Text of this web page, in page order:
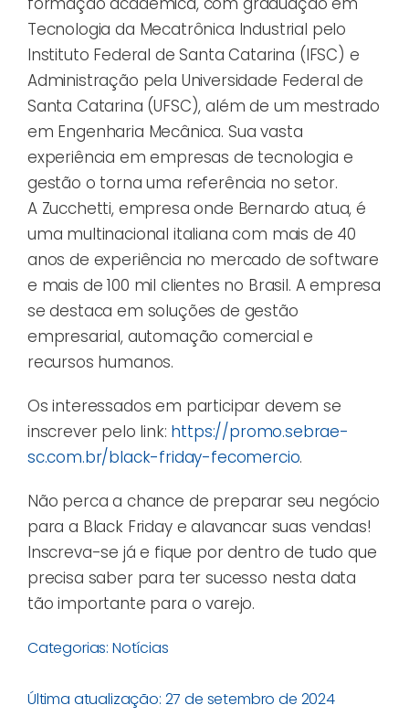
Tecnologia da Mecatrônica Industrial pelo
Instituto Federal de Santa Catarina (IFSC) e
Administração pela Universidade Federal de
Santa Catarina (UFSC), além de um mestrado
em Engenharia Mecânica. Sua vasta
experiência em empresas de tecnologia e
gestão o torna uma referência no setor.
A Zucchetti, empresa onde Bernardo atua, é
uma multinacional italiana com mais de 40
anos de experiência no mercado de software
e mais de 100 mil clientes no Brasil. A empresa
se destaca em soluções de gestão
empresarial, automação comercial e
recursos humanos.
Os interessados em participar devem se
inscrever pelo link: https://promo.sebrae-
sc.com.br/black-friday-fecomercio.
Não perca a chance de preparar seu negócio
para a Black Friday e alavancar suas vendas!
Inscreva-se já e fique por dentro de tudo que
precisa saber para ter sucesso nesta data
tão importante para o varejo.
Categorias: Notícias
Última atualização: 27 de setembro de 2024